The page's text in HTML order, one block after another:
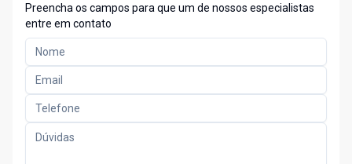
Preencha os campos para que um de nossos especialistas
entre em contato